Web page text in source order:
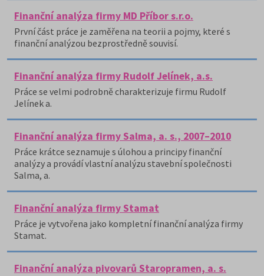
Finanční analýza firmy MD Příbor s.r.o.
První část práce je zaměřena na teorii a pojmy, které s
finanční analýzou bezprostředně souvisí.
Finanční analýza firmy Rudolf Jelínek, a.s.
Práce se velmi podrobně charakterizuje firmu Rudolf
Jelínek a.
Finanční analýza firmy Salma, a. s., 2007–2010
Práce krátce seznamuje s úlohou a principy finanční
analýzy a provádí vlastní analýzu stavební společnosti
Salma, a.
Finanční analýza firmy Stamat
Práce je vytvořena jako kompletní finanční analýza firmy
Stamat.
Finanční analýza pivovarů Staropramen, a. s.